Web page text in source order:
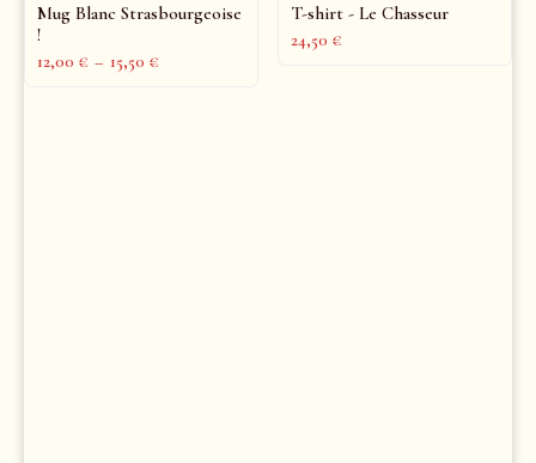
Mug Blanc Strasbourgeoise
!
12,00 € – 15,50 €
T-shirt - Le Chasseur
24,50 €